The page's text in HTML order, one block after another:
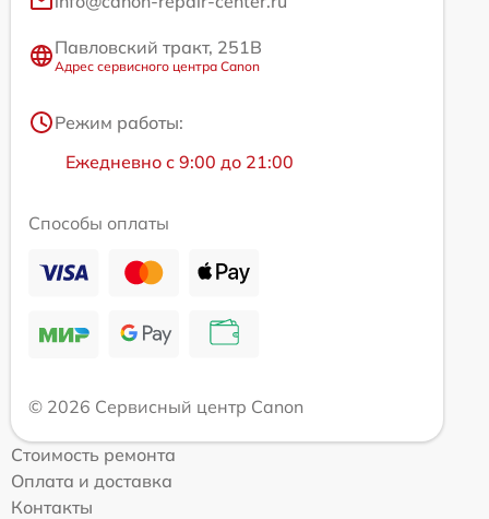
Павловский тракт, 251В
Адрес сервисного центра Canon
Режим работы:
Ежедневно с 9:00 до 21:00
Способы оплаты
© 2026 Сервисный центр Canon
Стоимость ремонта
Оплата и доставка
Контакты